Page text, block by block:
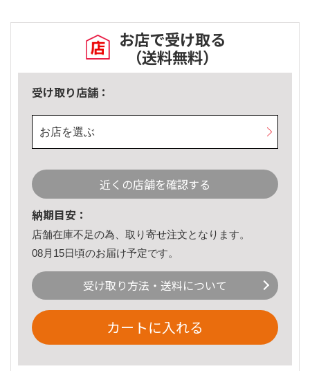
お店で受け取る
（送料無料）
受け取り店舗：
お店を選ぶ
近くの店舗を確認する
納期目安：
店舗在庫不足の為、取り寄せ注文となります。
08月15日頃のお届け予定です。
受け取り方法・送料について
カートに入れる